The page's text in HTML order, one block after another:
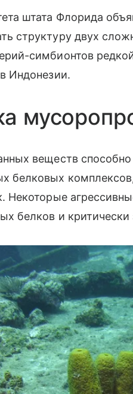
штата Флорида
структуру двух
симбионтов
Индонезии.
веществ
белковых
Некоторые
белков и критически